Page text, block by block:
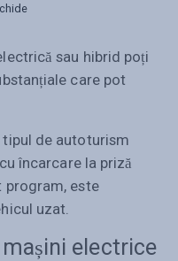
sau hibrid poți
care pot
tipul de autoturism
încarcare la priză
program, este
uzat.
electrice